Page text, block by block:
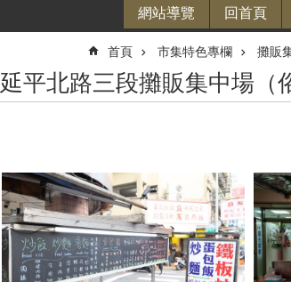
網站導覽 回首頁
首頁 市集特色專欄 攤販
延平北路三段攤販集中場（